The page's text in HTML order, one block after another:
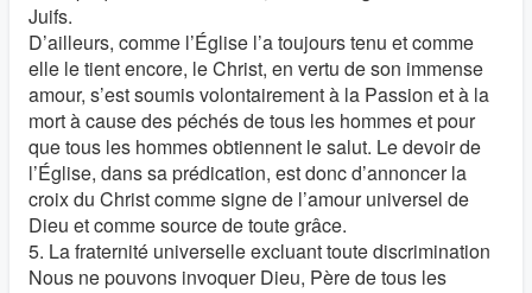
Juifs.
D’ailleurs, comme l’Église l’a toujours tenu et comme
elle le tient encore, le Christ, en vertu de son immense
amour, s’est soumis volontairement à la Passion et à la
mort à cause des péchés de tous les hommes et pour
que tous les hommes obtiennent le salut. Le devoir de
l’Église, dans sa prédication, est donc d’annoncer la
croix du Christ comme signe de l’amour universel de
Dieu et comme source de toute grâce.
5. La fraternité universelle excluant toute discrimination
Nous ne pouvons invoquer Dieu, Père de tous les